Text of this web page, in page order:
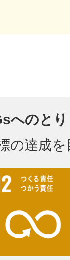
へのと
の達成
八尾
鎌倉
相模原